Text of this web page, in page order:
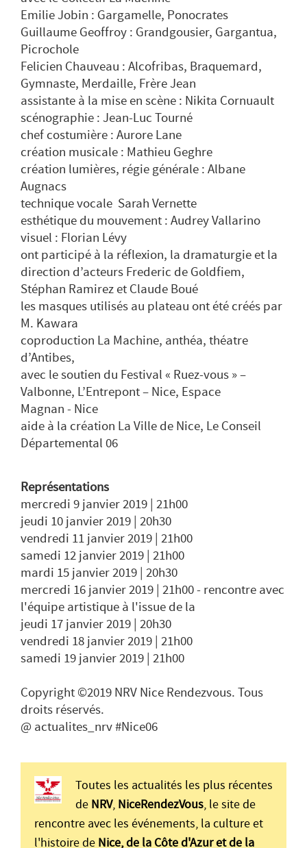
Emilie Jobin : Gargamelle, Ponocrates
Guillaume Geoffroy : Grandgousier, Gargantua,
Picrochole
Felicien Chauveau : Alcofribas, Braquemard,
Gymnaste, Merdaille, Frère Jean
assistante à la mise en scène : Nikita Cornuault
scénographie : Jean-Luc Tourné
chef costumière : Aurore Lane
création musicale : Mathieu Geghre
création lumières, régie générale : Albane
Augnacs
technique vocale Sarah Vernette
esthétique du mouvement : Audrey Vallarino
visuel : Florian Lévy
ont participé à la réflexion, la dramaturgie et la
direction d’acteurs Frederic de Goldfiem,
Stéphan Ramirez et Claude Boué
les masques utilisés au plateau ont été créés par
M. Kawara
coproduction La Machine, anthéa, théatre
d’Antibes,
avec le soutien du Festival « Ruez-vous » –
Valbonne, L’Entrepont – Nice, Espace
Magnan - Nice
aide à la création La Ville de Nice, Le Conseil
Départemental 06
Représentations
mercredi 9 janvier 2019 | 21h00
jeudi 10 janvier 2019 | 20h30
vendredi 11 janvier 2019 | 21h00
samedi 12 janvier 2019 | 21h00
mardi 15 janvier 2019 | 20h30
mercredi 16 janvier 2019 | 21h00 - rencontre avec
l'équipe artistique à l'issue de la
jeudi 17 janvier 2019 | 20h30
vendredi 18 janvier 2019 | 21h00
samedi 19 janvier 2019 | 21h00
Copyright ©2019 NRV Nice Rendezvous. Tous
droits réservés.
@ actualites_nrv #Nice06
Toutes les actualités les plus récentes
de NRV, NiceRendezVous, le site de
rencontre avec les événements, la culture et
l'histoire de Nice, de la Côte d'Azur et de la